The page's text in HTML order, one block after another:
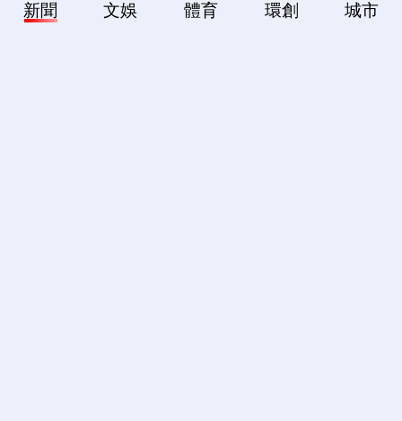
新聞 文娛 體育 環創 城市